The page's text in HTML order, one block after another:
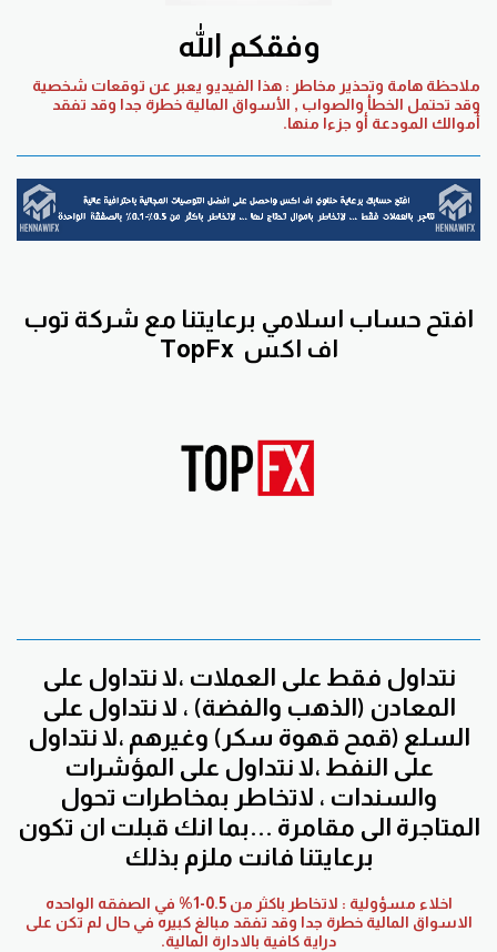
وفقكم الله
ملاحظة هامة وتحذير مخاطر : هذا الفيديو يعبر عن توقعات شخصية
وقد تحتمل الخطأ والصواب , الأسواق المالية خطرة جدا وقد تفقد
أموالك المودعة أو جزءا منها.
افتح حساب اسلامي برعايتنا مع شركة توب
اف اكس TopFx
نتداول فقط على العملات ،لا نتداول على
المعادن (الذهب والفضة) ، لا نتداول على
السلع (قمح قهوة سكر) وغيرهم ،لا نتداول
على النفط ،لا نتداول على المؤشرات
والسندات ، لاتخاطر بمخاطرات تحول
المتاجرة الى مقامرة ...بما انك قبلت ان تكون
برعايتنا فانت ملزم بذلك
اخلاء مسؤولية : لاتخاطر باكثر من 0.5-1% في الصفقه الواحده
الاسواق المالية خطرة جدا وقد تفقد مبالغ كبيره في حال لم تكن على
دراية كافية بالادارة المالية.